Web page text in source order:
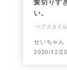
い。
ヘアスタイル
ブサイク
せいちゃん
2020/12/23